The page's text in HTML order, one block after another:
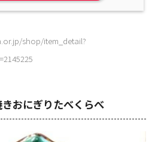
shop/item_detail?
おにぎりたべくらべ